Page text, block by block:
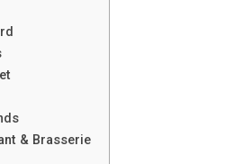
& Brasserie